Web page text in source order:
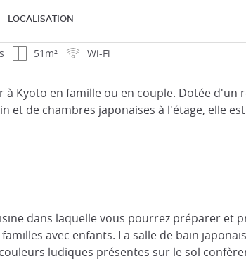
LOCALISATION
51m² Wi-Fi
Kyoto en famille ou en couple. Dotée d'un
et de chambres japonaises à l'étage, elle
dans laquelle vous pourrez préparer et
avec enfants. La salle de bain
ludiques présentes sur le sol